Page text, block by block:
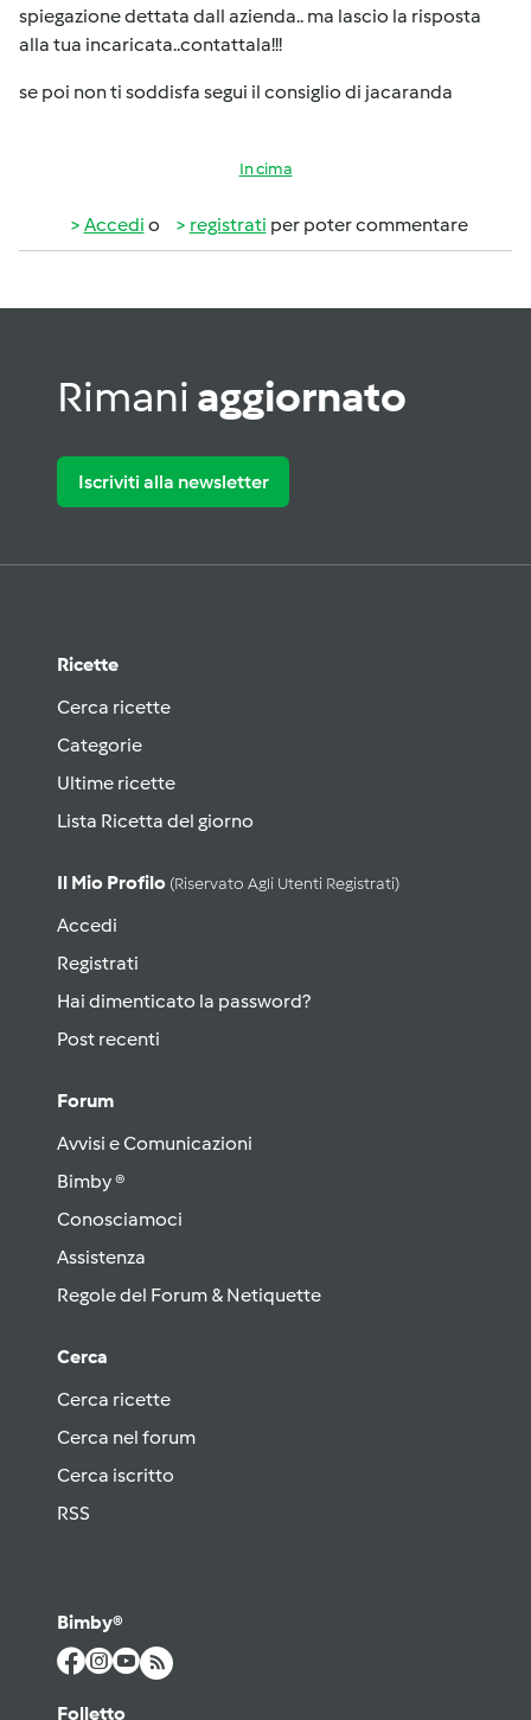
spiegazione dettata dall azienda.. ma lascio la risposta
alla tua incaricata..contattala!!!
se poi non ti soddisfa segui il consiglio di jacaranda
In cima
Accedi o registrati per poter commentare
Rimani aggiornato
Iscriviti alla newsletter
Ricette
Cerca ricette
Categorie
Ultime ricette
Lista Ricetta del giorno
Il Mio Profilo (riservato Agli Utenti Registrati)
Accedi
Registrati
Hai dimenticato la password?
Post recenti
Forum
Avvisi e Comunicazioni
Bimby ®
Conosciamoci
Assistenza
Regole del Forum & Netiquette
Cerca
Cerca ricette
Cerca nel forum
Cerca iscritto
RSS
Bimby®
Folletto